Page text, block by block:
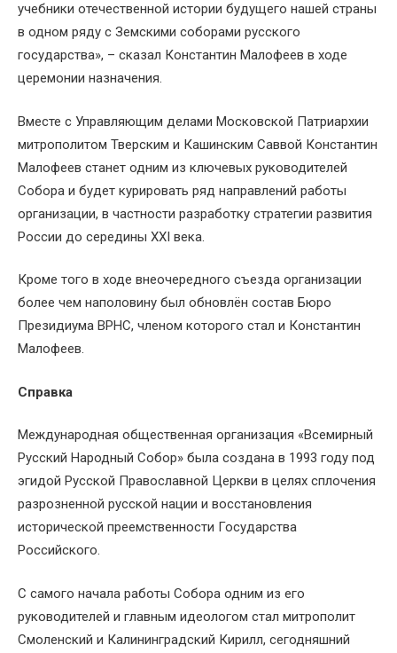
учебники отечественной истории будущего нашей страны
в одном ряду с Земскими соборами русского
государства», – сказал Константин Малофеев в ходе
церемонии назначения.
Вместе с Управляющим делами Московской Патриархии
митрополитом Тверским и Кашинским Саввой Константин
Малофеев станет одним из ключевых руководителей
Собора и будет курировать ряд направлений работы
организации, в частности разработку стратегии развития
России до середины XXI века.
Кроме того в ходе внеочередного съезда организации
более чем наполовину был обновлён состав Бюро
Президиума ВРНС, членом которого стал и Константин
Малофеев.
Справка
Международная общественная организация «Всемирный
Русский Народный Собор» была создана в 1993 году под
эгидой Русской Православной Церкви в целях сплочения
разрозненной русской нации и восстановления
исторической преемственности Государства
Российского.
С самого начала работы Собора одним из его
руководителей и главным идеологом стал митрополит
Смоленский и Калининградский Кирилл, сегодняшний